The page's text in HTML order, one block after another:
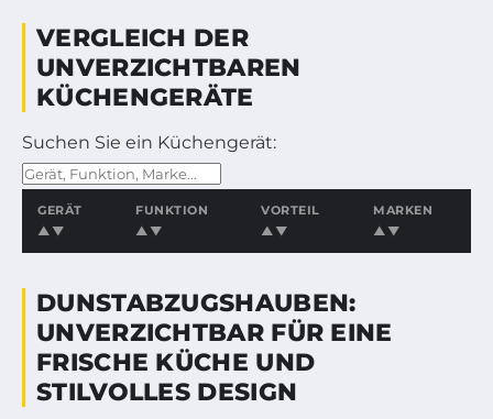
VERGLEICH DER
UNVERZICHTBAREN
KÜCHENGERÄTE
Suchen Sie ein Küchengerät:
GERÄT
▲▼
FUNKTION
▲▼
VORTEIL
▲▼
MARKEN
▲▼
DUNSTABZUGSHAUBEN:
UNVERZICHTBAR FÜR EINE
FRISCHE KÜCHE UND
STILVOLLES DESIGN